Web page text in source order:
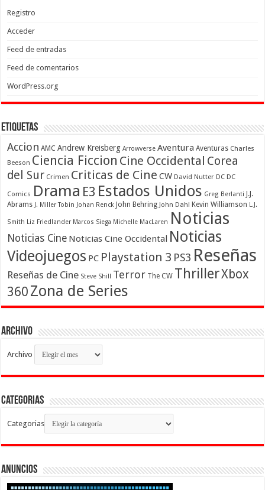
Registro
Acceder
Feed de entradas
Feed de comentarios
WordPress.org
Etiquetas
Accion AMC Andrew Kreisberg Arrowverse Aventura Aventuras Charles
Beeson Ciencia Ficcion Cine Occidental Corea
del Sur Crimen Criticas de Cine CW David Nutter DC DC
Comics Drama E3 Estados Unidos Greg Berlanti J.J.
Abrams J. Miller Tobin Johan Renck John Behring John Dahl Kevin Williamson L.J.
Smith Liz Friedlander Marcos Siega Michelle MacLaren Noticias
Noticias Cine Noticias Cine Occidental Noticias
Videojuegos PC Playstation 3 PS3 Reseñas
Reseñas de Cine Steve Shill Terror The CW ThrillerXbox
360 Zona de Series
Archivo
Archivo
Categorias
Categorias
Anuncios